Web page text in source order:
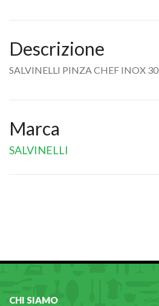
Descrizione
SALVINELLI PINZA CHEF INOX 30
Marca
SALVINELLI
CHI SIAMO